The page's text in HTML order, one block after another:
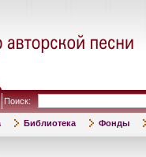
Поиск:
Библиотека Фонды